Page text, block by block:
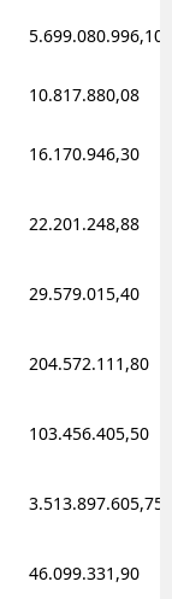
5.699.080.996,10
10.817.880,08
16.170.946,30
22.201.248,88
29.579.015,40
204.572.111,80
103.456.405,50
3.513.897.605,75
46.099.331,90